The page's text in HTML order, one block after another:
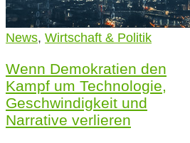
News, Wirtschaft & Politik
Wenn Demokratien den
Kampf um Technologie,
Geschwindigkeit und
Narrative verlieren